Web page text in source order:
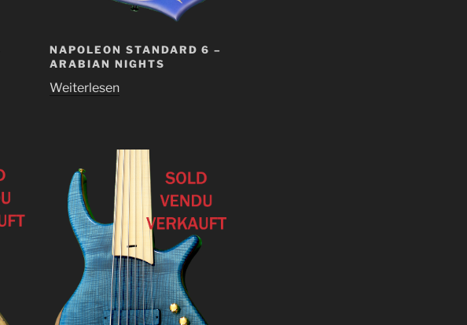
NAPOLEON STANDARD 6 –
ARABIAN NIGHTS
Weiterlesen